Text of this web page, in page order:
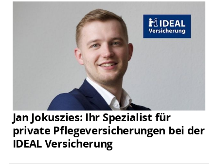
Jan Jokuszies: Ihr Spezialist für
private Pflegeversicherungen bei der
IDEAL Versicherung